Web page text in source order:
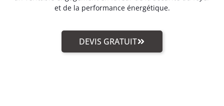
et de la performance énergétique.
DEVIS GRATUIT